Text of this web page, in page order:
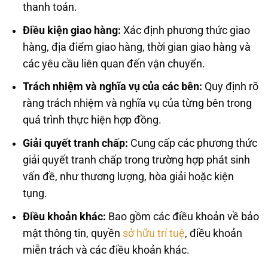
thanh toán.
Điều kiện giao hàng: Xác định phương thức giao
hàng, địa điểm giao hàng, thời gian giao hàng và
các yêu cầu liên quan đến vận chuyển.
Trách nhiệm và nghĩa vụ của các bên: Quy định rõ
ràng trách nhiệm và nghĩa vụ của từng bên trong
quá trình thực hiện hợp đồng.
Giải quyết tranh chấp: Cung cấp các phương thức
giải quyết tranh chấp trong trường hợp phát sinh
vấn đề, như thương lượng, hòa giải hoặc kiện
tụng.
Điều khoản khác: Bao gồm các điều khoản về bảo
mật thông tin, quyền sở hữu trí tuệ, điều khoản
miễn trách và các điều khoản khác.